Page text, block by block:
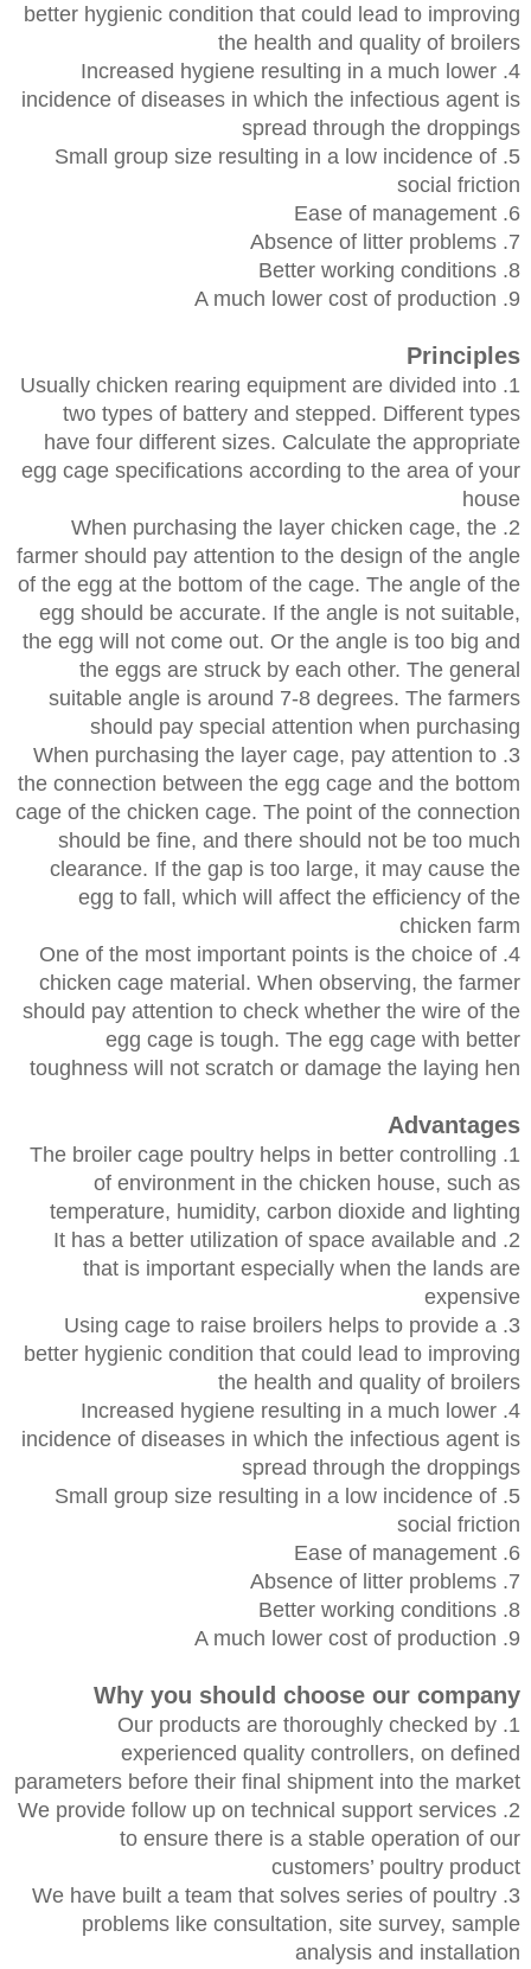
better hygienic condition that could lead to improving
the health and quality of broilers
4. Increased hygiene resulting in a much lower
incidence of diseases in which the infectious agent is
spread through the droppings
5. Small group size resulting in a low incidence of
social friction
6. Ease of management
7. Absence of litter problems
8. Better working conditions
9. A much lower cost of production
Principles
1. Usually chicken rearing equipment are divided into
two types of battery and stepped. Different types
have four different sizes. Calculate the appropriate
egg cage specifications according to the area of your
house
2. When purchasing the layer chicken cage, the
farmer should pay attention to the design of the angle
of the egg at the bottom of the cage. The angle of the
egg should be accurate. If the angle is not suitable,
the egg will not come out. Or the angle is too big and
the eggs are struck by each other. The general
suitable angle is around 7-8 degrees. The farmers
should pay special attention when purchasing
3. When purchasing the layer cage, pay attention to
the connection between the egg cage and the bottom
cage of the chicken cage. The point of the connection
should be fine, and there should not be too much
clearance. If the gap is too large, it may cause the
egg to fall, which will affect the efficiency of the
chicken farm
4. One of the most important points is the choice of
chicken cage material. When observing, the farmer
should pay attention to check whether the wire of the
egg cage is tough. The egg cage with better
toughness will not scratch or damage the laying hen
Advantages
1. The broiler cage poultry helps in better controlling
of environment in the chicken house, such as
temperature, humidity, carbon dioxide and lighting
2. It has a better utilization of space available and
that is important especially when the lands are
expensive
3. Using cage to raise broilers helps to provide a
better hygienic condition that could lead to improving
the health and quality of broilers
4. Increased hygiene resulting in a much lower
incidence of diseases in which the infectious agent is
spread through the droppings
5. Small group size resulting in a low incidence of
social friction
6. Ease of management
7. Absence of litter problems
8. Better working conditions
9. A much lower cost of production
Why you should choose our company
1. Our products are thoroughly checked by
experienced quality controllers, on defined
parameters before their final shipment into the market
2. We provide follow up on technical support services
to ensure there is a stable operation of our
customers’ poultry product
3. We have built a team that solves series of poultry
problems like consultation, site survey, sample
analysis and installation